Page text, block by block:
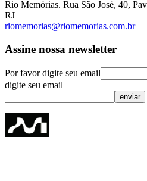
Rio Memórias. Rua São José, 40,
RJ
riomemorias@riomemorias.com.br
Assine nossa newsletter
Por favor digite seu email
digite seu email
enviar